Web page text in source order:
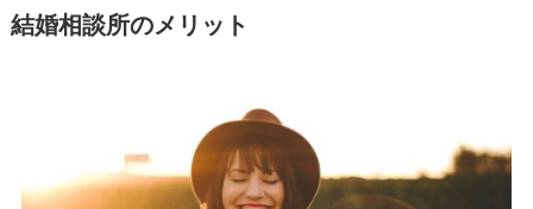
結婚相談所のメリット